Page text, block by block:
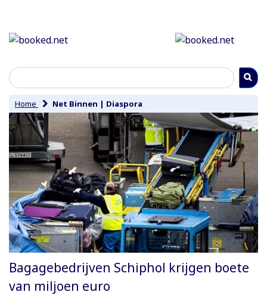
Home Net Binnen | Diaspora
Bagagebedrijven Schiphol krijgen boete
van miljoen euro